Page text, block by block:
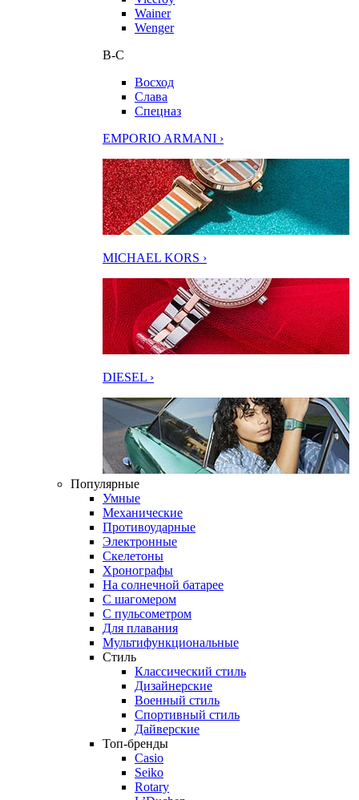
Wainer
Wenger
В-С
Восход
Слава
Спецназ
EMPORIO ARMANI ›
MICHAEL KORS ›
DIESEL ›
Популярные
Умные
Механические
Противоударные
Электронные
Скелетоны
Хронографы
На солнечной батарее
С шагомером
С пульсометром
Для плавания
Мультифункциональные
Стиль
Классический стиль
Дизайнерские
Военный стиль
Спортивный стиль
Дайверские
Топ-бренды
Casio
Seiko
Rotary